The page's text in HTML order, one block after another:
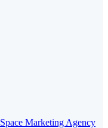
Space Marketing Agency